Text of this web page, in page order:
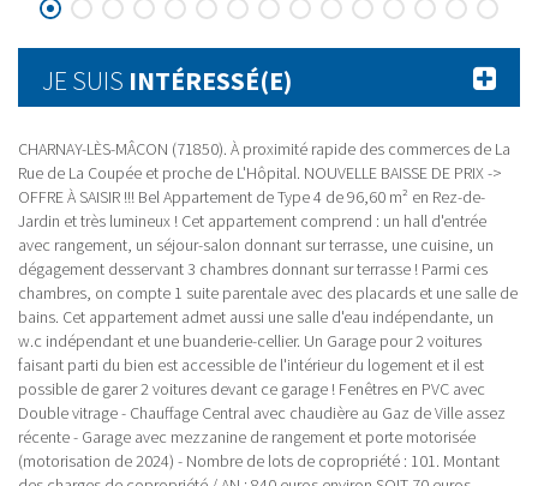
JE SUIS INTÉRESSÉ(E)
CHARNAY-LÈS-MÂCON (71850). À proximité rapide des commerces de La
Rue de La Coupée et proche de L'Hôpital. NOUVELLE BAISSE DE PRIX ->
OFFRE À SAISIR !!! Bel Appartement de Type 4 de 96,60 m² en Rez-de-
Jardin et très lumineux ! Cet appartement comprend : un hall d'entrée
avec rangement, un séjour-salon donnant sur terrasse, une cuisine, un
dégagement desservant 3 chambres donnant sur terrasse ! Parmi ces
chambres, on compte 1 suite parentale avec des placards et une salle de
bains. Cet appartement admet aussi une salle d'eau indépendante, un
w.c indépendant et une buanderie-cellier. Un Garage pour 2 voitures
faisant parti du bien est accessible de l'intérieur du logement et il est
possible de garer 2 voitures devant ce garage ! Fenêtres en PVC avec
Double vitrage - Chauffage Central avec chaudière au Gaz de Ville assez
récente - Garage avec mezzanine de rangement et porte motorisée
(motorisation de 2024) - Nombre de lots de copropriété : 101. Montant